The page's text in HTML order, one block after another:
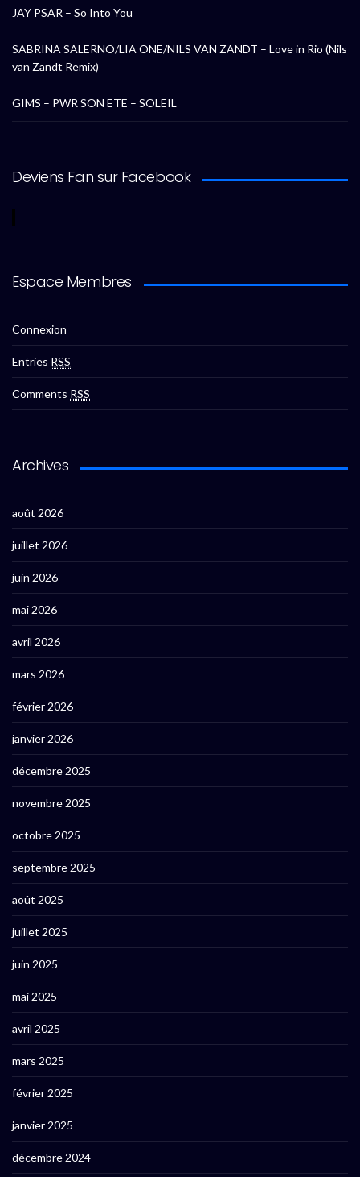
JAY PSAR – So Into You
SABRINA SALERNO/LIA ONE/NILS VAN ZANDT – Love in Rio (Nils
van Zandt Remix)
GIMS – PWR SON ETE – SOLEIL
Deviens Fan sur Facebook
Espace Membres
Connexion
Entries RSS
Comments RSS
Archives
août 2026
juillet 2026
juin 2026
mai 2026
avril 2026
mars 2026
février 2026
janvier 2026
décembre 2025
novembre 2025
octobre 2025
septembre 2025
août 2025
juillet 2025
juin 2025
mai 2025
avril 2025
mars 2025
février 2025
janvier 2025
décembre 2024